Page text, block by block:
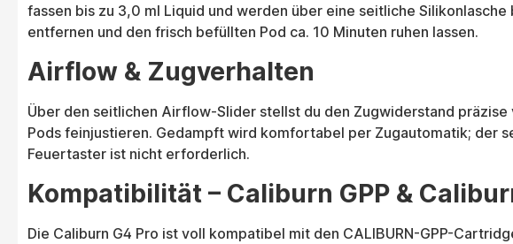
fassen bis zu 3,0 ml Liquid und werden über eine seitliche
entfernen und den frisch befüllten Pod ca. 10 Minuten ruhen lassen.
Airflow & Zugverhalten
Über den seitlichen Airflow-Slider stellst du den Zugwiderstand
Pods feinjustieren. Gedampft wird komfortabel per Zugautomatik; der
Feuertaster ist nicht erforderlich.
Kompatibilität – Caliburn GPP &
Die Caliburn G4 Pro ist voll kompatibel mit den CALIBURN-GPP-